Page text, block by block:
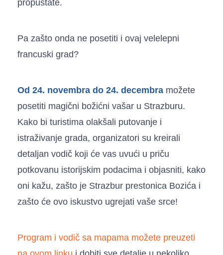
propuštate.
Pa zašto onda ne posetiti i ovaj velelepni
francuski grad?
Od 24. novembra do 24. decembra možete
posetiti magični božićni vašar u Strazburu.
Kako bi turistima olakšali putovanje i
istraživanje grada, organizatori su kreirali
detaljan vodič koji će vas uvući u priču
potkovanu istorijskim podacima i objasniti, kako
oni kažu, zašto je Strazbur prestonica Bozića i
zašto će ovo iskustvo ugrejati vaše srce!
Program i vodič sa mapama možete preuzeti